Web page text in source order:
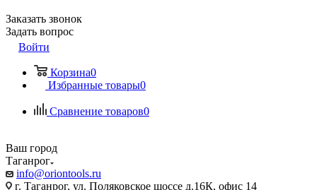
Заказать звонок
Задать вопрос
Войти
Корзина0
Избранные товары0
Сравнение товаров0
Ваш город
Таганрог
info@oriontools.ru
г. Таганрог, ул. Поляковское шоссе д.16К, офис 14